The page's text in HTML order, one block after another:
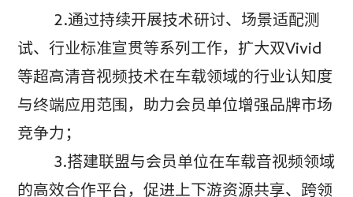
2.通过持续开展技术研讨、场景适配测
试、行业标准宣贯等系列工作，扩大双Vivid
等超高清音视频技术在车载领域的行业认知度
与终端应用范围，助力会员单位增强品牌市场
竞争力；
3.搭建联盟与会员单位在车载音视频领域
的高效合作平台，促进上下游资源共享、跨领